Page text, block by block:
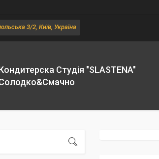
3/2, Київ, Україна
Студія "SLASTENA"